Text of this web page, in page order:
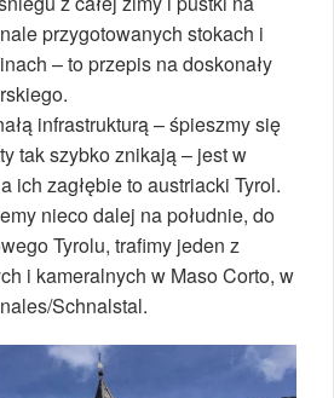
przygotowanych stokach i
– to przepis na doskonały
infrastrukturą – śpieszmy się
tak szybko znikają – jest w
ich zagłębie to austriacki Tyrol.
nieco dalej na południe, do
Tyrolu, trafimy jeden z
i kameralnych w Maso Corto, w
Schnalstal.